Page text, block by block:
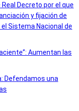
Decreto por el que
y fijación de
Sistema Nacional de
Aumentan las
Defendamos una